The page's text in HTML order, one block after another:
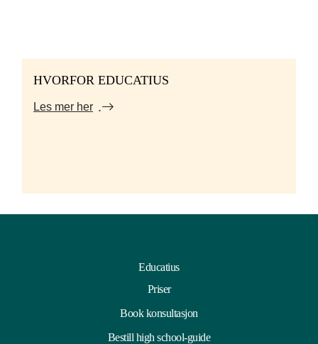
HVORFOR EDUCATIUS
Les mer her
Educatius
Priser
Book konsultasjon
Bestill high school-guide